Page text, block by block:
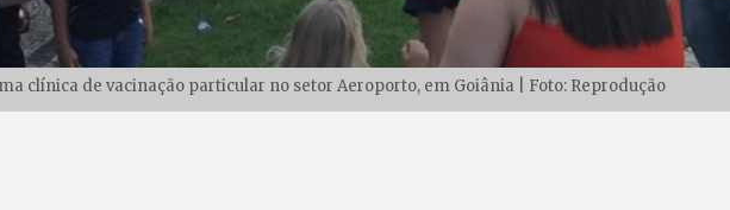
clínica de vacinação particular no setor Aeroporto, em Goiânia | Foto: Reprodução